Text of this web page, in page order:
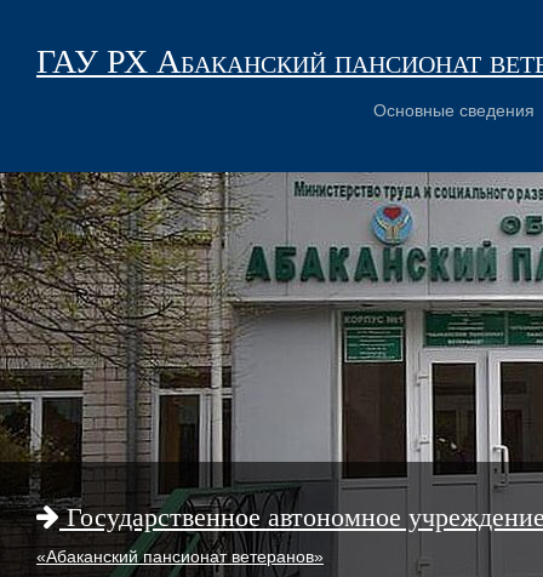
ГАУ РХ Абаканский пансионат
Основные сведения
Государственное автономное
«Абаканский пансионат ветеранов»